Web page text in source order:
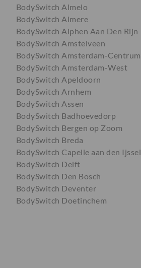
BodySwitch Almelo
BodySwitch Almere
BodySwitch Alphen Aan Den Rijn
BodySwitch Amstelveen
BodySwitch Amsterdam-Centrum
BodySwitch Amsterdam-West
BodySwitch Apeldoorn
BodySwitch Arnhem
BodySwitch Assen
BodySwitch Badhoevedorp
BodySwitch Bergen op Zoom
BodySwitch Breda
BodySwitch Capelle aan den Ijssel
BodySwitch Delft
BodySwitch Den Bosch
BodySwitch Deventer
BodySwitch Doetinchem